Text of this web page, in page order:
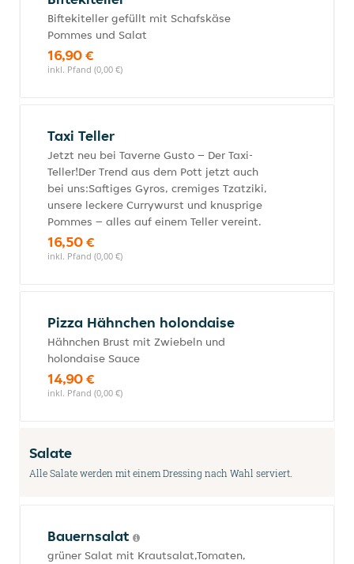
Biftekiteller gefüllt mit Schafskäse
Pommes und Salat
16,90 €
inkl. Pfand (0,00 €)
Taxi Teller
Jetzt neu bei Taverne Gusto – Der Taxi-
Teller!Der Trend aus dem Pott jetzt auch
bei uns:Saftiges Gyros, cremiges Tzatziki,
unsere leckere Currywurst und knusprige
Pommes – alles auf einem Teller vereint.
16,50 €
inkl. Pfand (0,00 €)
Pizza Hähnchen holondaise
Hähnchen Brust mit Zwiebeln und
holondaise Sauce
14,90 €
inkl. Pfand (0,00 €)
Salate
Alle Salate werden mit einem Dressing nach Wahl serviert.
Bauernsalat
grüner Salat mit Krautsalat,Tomaten,